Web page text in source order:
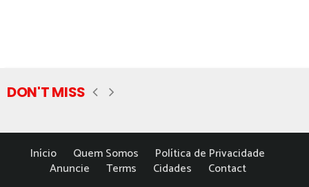
DON'T MISS
Início Quem Somos
Política de Privacidade
Anuncie
Terms Cidades Contact